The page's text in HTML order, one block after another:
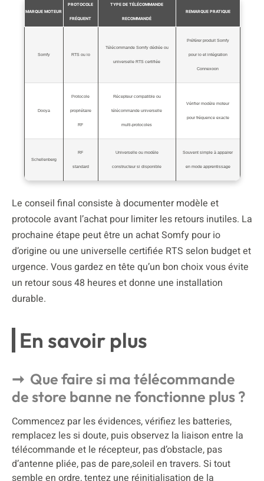
MARQUE MOTEUR
PROTOCOLE
FRÉQUENT
TYPE DE TÉLÉCOMMANDE
RECOMMANDÉ
REMARQUE PRATIQUE
Somfy RTS ou io
Télécommande Somfy dédiée ou
universelle RTS certifiée
Préférer produit Somfy
pour io et intégration
Connexoon
Dooya
Protocole
propriétaire
RF
Récepteur compatible ou
télécommande universelle
multi‑protocoles
Vérifier modèle moteur
pour fréquence exacte
Schellenberg
RF
standard
Universelle ou modèle
constructeur si disponible
Souvent simple à appairer
en mode apprentissage
Le conseil final consiste à documenter modèle et
protocole avant l’achat pour limiter les retours inutiles. La
prochaine étape peut être un achat Somfy pour io
d’origine ou une universelle certifiée RTS selon budget et
urgence. Vous gardez en tête qu’un bon choix vous évite
un retour sous 48 heures et donne une installation
durable.
En savoir plus
Que faire si ma télécommande
de store banne ne fonctionne plus ?
Commencez par les évidences, vérifiez les batteries,
remplacez les si doute, puis observez la liaison entre la
télécommande et le récepteur, pas d’obstacle, pas
d’antenne pliée, pas de pare,soleil en travers. Si tout
semble en ordre, tentez une réinitialisation de la